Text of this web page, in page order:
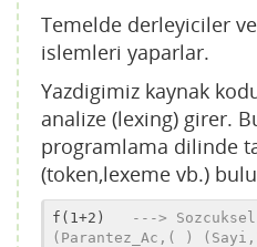
Temelde derleyiciler
islemleri yaparlar.
Yazdigimiz kaynak
analize (lexing) girer.
programlama dilinde
(token,lexeme vb.)
f(1+2)
--->
(Parantez_Ac,( )